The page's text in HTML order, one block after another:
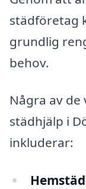
städföretag
grundlig
behov.
Några av
städhjälp i
inkluderar: